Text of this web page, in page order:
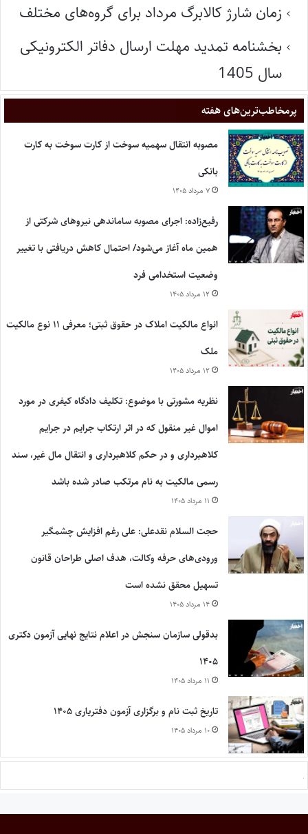
زمان شارژ کالابرگ مرداد برای گروه‌های مختلف
بخشنامه تمدید مهلت ارسال دفاتر الکترونیکی
سال 1405
پر‌مخاطب‌ترین‌های هفته
مصوبه انتقال سهمیه سوخت از کارت سوخت به کارت
بانکی
۷ مرداد ۱۴۰۵
رفیع‌زاده: اجرای مصوبه ساماندهی نیروهای شرکتی از
همین ماه آغاز می‌شود/ احتمال کاهش دریافتی با تغییر
وضعیت استخدامی فرد
۱۲ مرداد ۱۴۰۵
انواع مالکیت املاک در حقوق ثبتی؛ معرفی ۱۱ نوع مالکیت
ملک
۱۲ مرداد ۱۴۰۵
نظریه مشورتی با موضوع: تکلیف دادگاه کیفری در مورد
اموال غیر منقول که در اثر ارتکاب جرایم در جرایم
کلاهبرداری و در حکم کلاهبرداری و انتقال مال غیر، سند
رسمی مالکیت به نام مرتکب صادر شده باشد
۱۱ مرداد ۱۴۰۵
حجت السلام نقدعلی: علی رغم افزایش چشمگیر
ورودی‌های حرفه وکالت، هدف اصلی طراحان قانون
تسهیل محقق نشده است
۱۴ مرداد ۱۴۰۵
بدقولی سازمان سنجش در اعلام نتایج نهایی آزمون دکتری
۱۴۰۵
۱۱ مرداد ۱۴۰۵
تاریخ ثبت نام و برگزاری آزمون دفتریاری ۱۴۰۵
۱۰ مرداد ۱۴۰۵